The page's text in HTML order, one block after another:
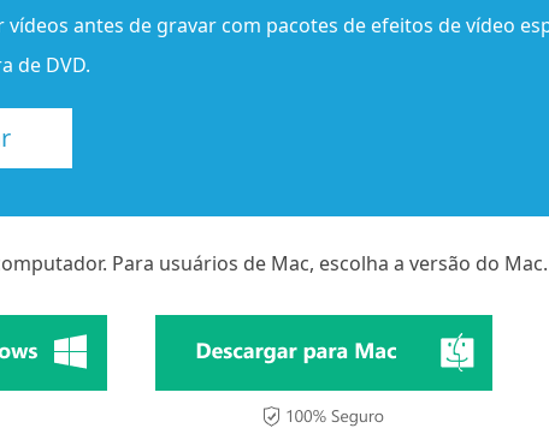
antes de gravar com pacotes de efeitos de vídeo
de DVD.
Para usuários de Mac, escolha a versão do Mac.